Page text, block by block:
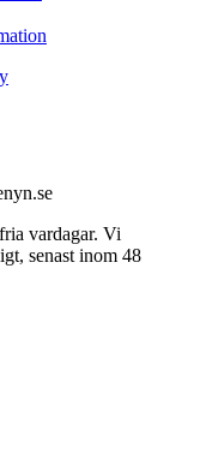
vardagar. Vi
senast inom 48